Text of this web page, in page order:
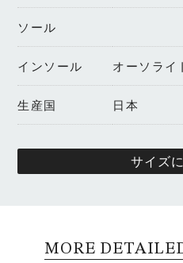
ソール
インソール オーソライ
生産国 日本
サイズ
MORE